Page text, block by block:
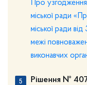
Про узгодження
міської ради
міської ради
межі
виконавчих
Рішення №